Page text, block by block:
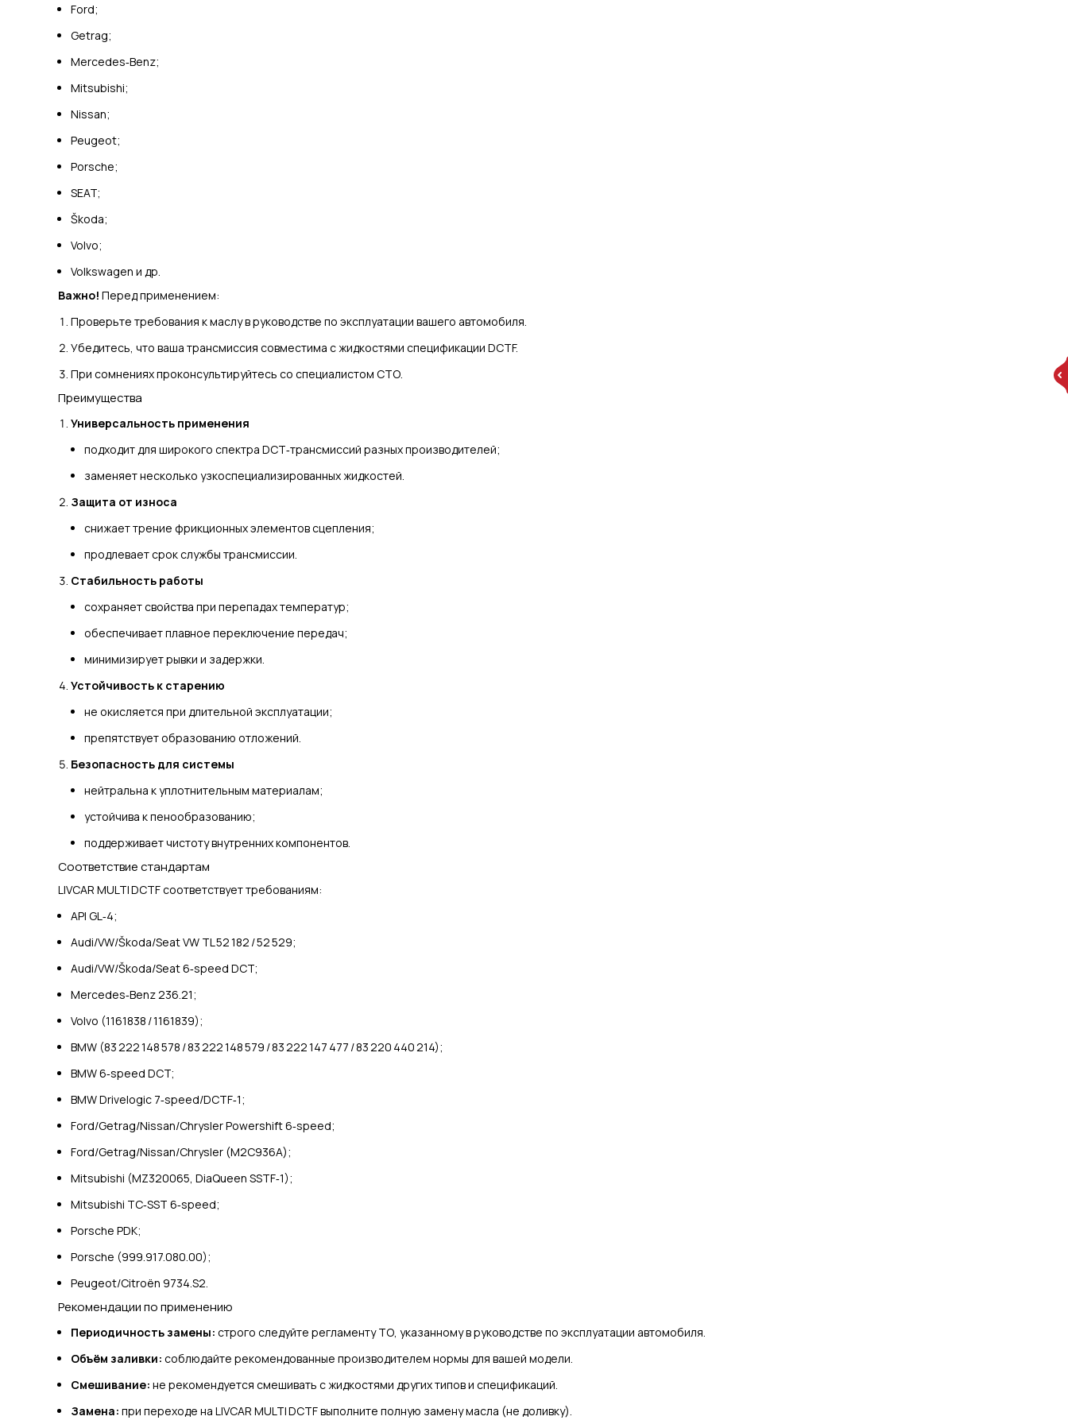
Ford;
Getrag;
Mercedes‑Benz;
Mitsubishi;
Nissan;
Peugeot;
Porsche;
SEAT;
Škoda;
Volvo;
Volkswagen и др.
Важно! Перед применением:
Проверьте требования к маслу в руководстве по эксплуатации вашего автомобиля.
Убедитесь, что ваша трансмиссия совместима с жидкостями спецификации DCTF.
При сомнениях проконсультируйтесь со специалистом СТО.
Преимущества
Универсальность применения
подходит для широкого спектра DCT‑трансмиссий разных производителей;
заменяет несколько узкоспециализированных жидкостей.
Защита от износа
снижает трение фрикционных элементов сцепления;
продлевает срок службы трансмиссии.
Стабильность работы
сохраняет свойства при перепадах температур;
обеспечивает плавное переключение передач;
минимизирует рывки и задержки.
Устойчивость к старению
не окисляется при длительной эксплуатации;
препятствует образованию отложений.
Безопасность для системы
нейтральна к уплотнительным материалам;
устойчива к пенообразованию;
поддерживает чистоту внутренних компонентов.
Соответствие стандартам
LIVCAR MULTI DCTF соответствует требованиям:
API GL‑4;
Audi/VW/Škoda/Seat VW TL 52 182 / 52 529;
Audi/VW/Škoda/Seat 6‑speed DCT;
Mercedes‑Benz 236.21;
Volvo (1161838 / 1161839);
BMW (83 222 148 578 / 83 222 148 579 / 83 222 147 477 / 83 220 440 214);
BMW 6‑speed DCT;
BMW Drivelogic 7‑speed/DCTF‑1;
Ford/Getrag/Nissan/Chrysler Powershift 6‑speed;
Ford/Getrag/Nissan/Chrysler (M2C936A);
Mitsubishi (MZ320065, DiaQueen SSTF‑1);
Mitsubishi TC‑SST 6‑speed;
Porsche PDK;
Porsche (999.917.080.00);
Peugeot/Citroën 9734.S2.
Рекомендации по применению
Периодичность замены: строго следуйте регламенту ТО, указанному в руководстве по эксплуатации автомобиля.
Объём заливки: соблюдайте рекомендованные производителем нормы для вашей модели.
Смешивание: не рекомендуется смешивать с жидкостями других типов и спецификаций.
Замена: при переходе на LIVCAR MULTI DCTF выполните полную замену масла (не доливку).